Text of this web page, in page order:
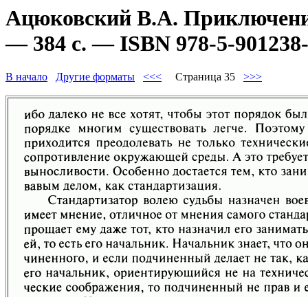
Ацюковский В.А.
— 384 с. — ISBN 978-5-
В начало Другие форматы <<< Страница 35 >>>